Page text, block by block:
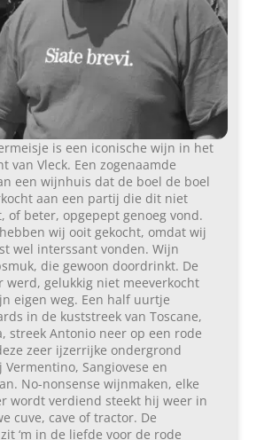
is een iconische wijn in het
van Vleck. Een zogenaamde
een wijnhuis dat de boel de boel
aan een partij die dit niet
of beter, opgepept genoeg vond.
wij ooit gekocht, omdat wij
wel interssant vonden. Wijn
die gewoon doordrinkt. De
werd, gelukkig niet meeverkocht
eigen weg. Een half uurtje
in de kuststreek van Toscane,
streek Antonio neer op een rode
zeer ijzerrijke ondergrond
Sangiovese en
No-nonsense wijnmaken, elke
wordt verdiend steekt hij weer in
cuve, cave of tractor. De
‘m in de liefde voor de rode